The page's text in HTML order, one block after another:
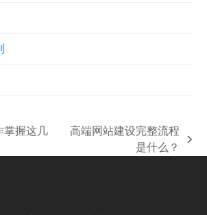
掌握这几
高端网站建设完整流程
是什么？